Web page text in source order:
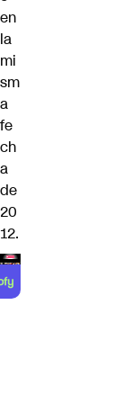
en
la
mi
sm
a
fe
ch
a
de
20
12.